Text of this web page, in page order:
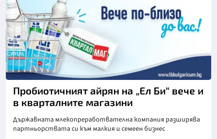
Пробиотичният айрян на „Ел Би“ вече и
в кварталните магазини
Държавната млекопреработвателна компания разширява
партньорствата си към малкия и семеен бизнес